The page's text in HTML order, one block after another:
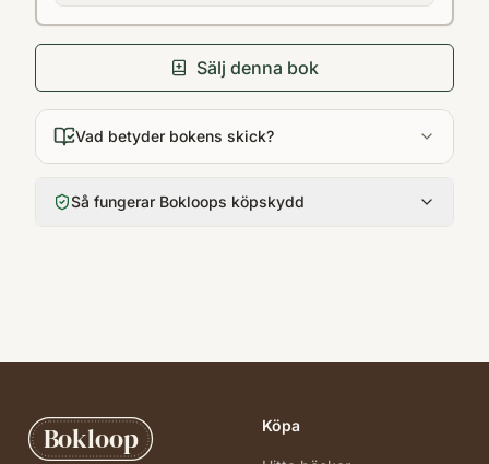
Sälj denna bok
Vad betyder bokens skick?
Så fungerar Bokloops köpskydd
Bokloop Köpa